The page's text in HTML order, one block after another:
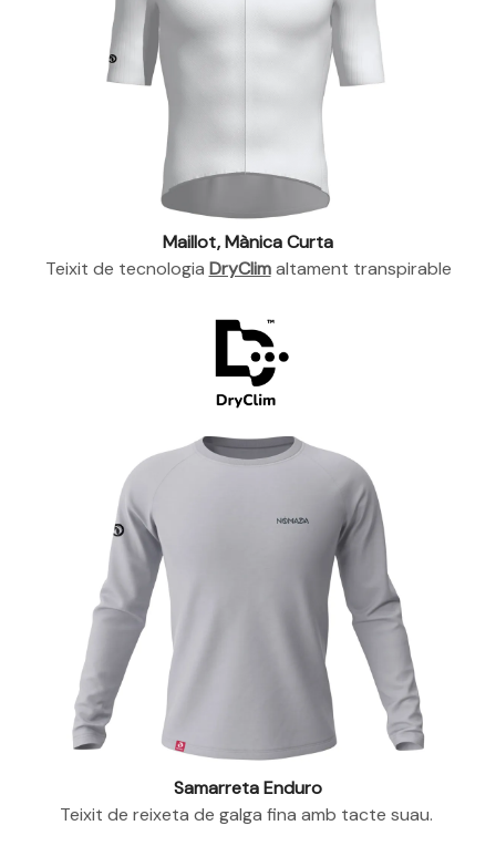
Maillot, Mànica Curta
Teixit de tecnologia DryClimaltament transpirable
Samarreta Enduro
Teixit de reixeta de galga fina amb tacte suau.